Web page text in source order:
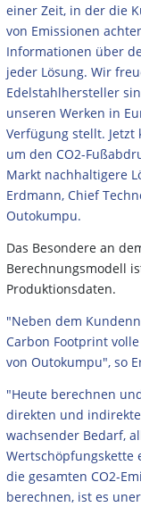
einer Zeit, in der die
von Emissionen
Informationen über
jeder Lösung. Wir
Edelstahlhersteller
unseren Werken in
Verfügung stellt.
um den CO2-
Markt nachhaltigere
Erdmann, Chief
Outokumpu.
Das Besondere an
Berechnungsmodell
Produktionsdaten.
"Neben dem
Carbon Footprint
von Outokumpu", so
"Heute berechnen
direkten und
wachsender Bedarf,
Wertschöpfungskette
die gesamten CO2-
berechnen, ist es